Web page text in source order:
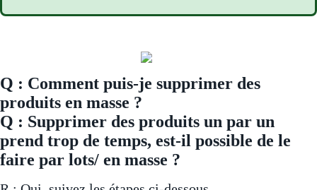
Q : Comment puis-je supprimer des
produits en masse ?
Q : Supprimer des produits un par un
prend trop de temps, est-il possible de le
faire par lots/ en masse ?